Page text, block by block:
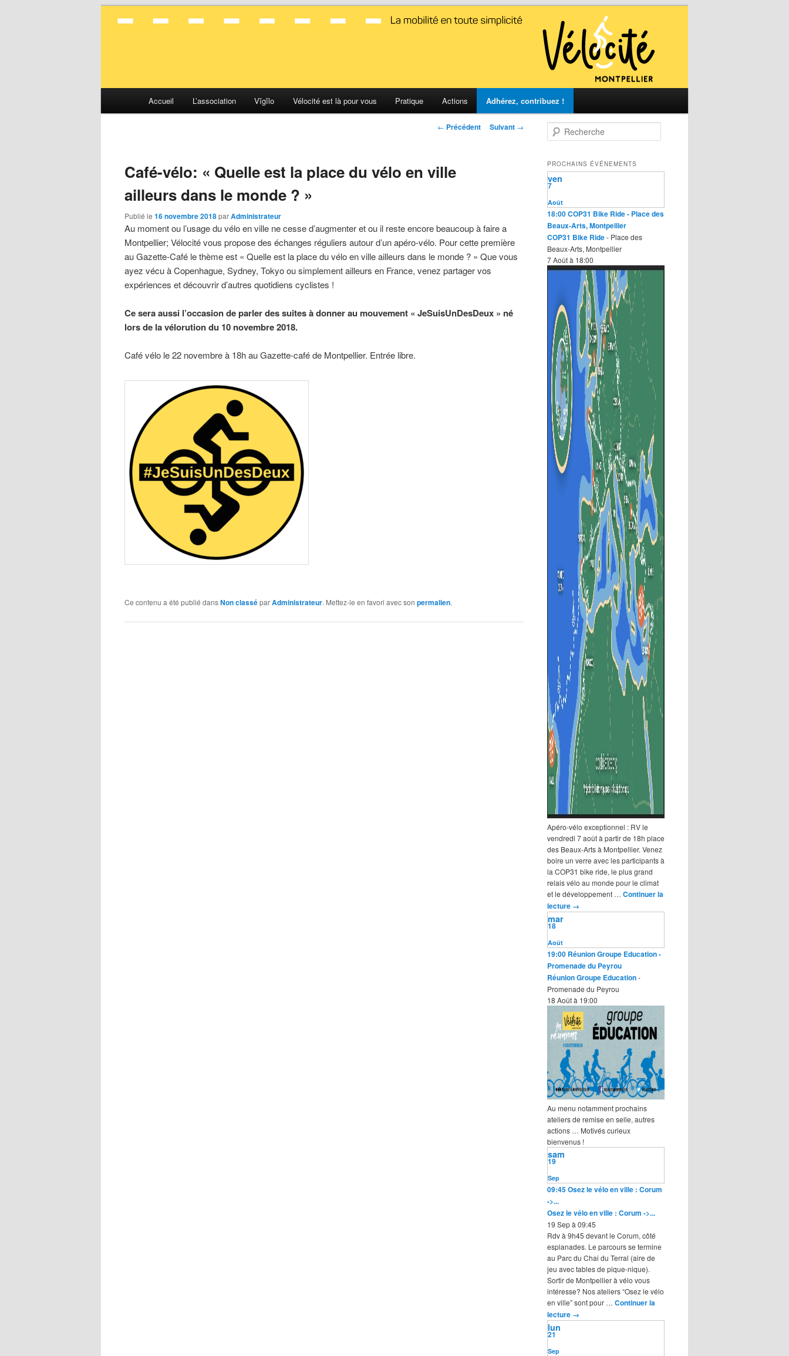
Aller
principal
Aller
secondaire
Accueil L’association Vĭgĭlo Vélocité est là pour vous Pratique Actions Adhérez, contribuez !
Navigation
← Précédent Suivant →
Café-vélo: « Quelle est la place du vélo en ville
ailleurs dans le monde ? »
Publié le 16 novembre 2018parAdministrateur
Au moment ou l’usage du vélo en ville ne cesse d’augmenter et ou il reste encore beaucoup à faire a
Montpellier; Vélocité vous propose des échanges réguliers autour d’un apéro-vélo. Pour cette première
au Gazette-Café le thème est « Quelle est la place du vélo en ville ailleurs dans le monde ? » Que vous
ayez vécu à Copenhague, Sydney, Tokyo ou simplement ailleurs en France, venez partager vos
expériences et découvrir d’autres quotidiens cyclistes !
Ce sera aussi l’occasion de parler des suites à donner au mouvement « JeSuisUnDesDeux » né
lors de la vélorution du 10 novembre 2018.
Café vélo le 22 novembre à 18h au Gazette-café de Montpellier. Entrée libre.
Ce contenu a été publié dansNon classéparAdministrateur. Mettez-le en favori avec son permalien.
e
h
e
r
h
e
PROCHAINS ÉVÉNEMENTS
Août
7
ven
18:00COP31 Bike Ride- Place des
Beaux-Arts, Montpellier
COP31 Bike Ride- Place des
Beaux-Arts, Montpellier
7 Août à 18:00
Apéro-vélo exceptionnel : RV le
vendredi 7 août à partir de 18h place
des Beaux-Arts à Montpellier. Venez
boire un verre avec les participants à
la COP31 bike ride, le plus grand
relais vélo au monde pour le climat
et le développement … Continuer la
lecture →
Août
18
mar
19:00 Réunion Groupe Education-
Promenade du Peyrou
Réunion Groupe Education-
Promenade du Peyrou
18 Août à 19:00
Au menu notamment prochains
ateliers de remise en selle, autres
actions … Motivés curieux
bienvenus !
Sep
19
sam
09:45Osez le vélo en ville : Corum
->...
Osez le vélo en ville : Corum ->...
19 Sep à 09:45
Rdv à 9h45 devant le Corum, côté
esplanades. Le parcours se termine
au Parc du Chai du Terral (aire de
jeu avec tables de pique-nique).
Sortir de Montpellier à vélo vous
intéresse? Nos ateliers “Osez le vélo
en ville” sont pour … Continuer la
lecture →
Sep
21
lun